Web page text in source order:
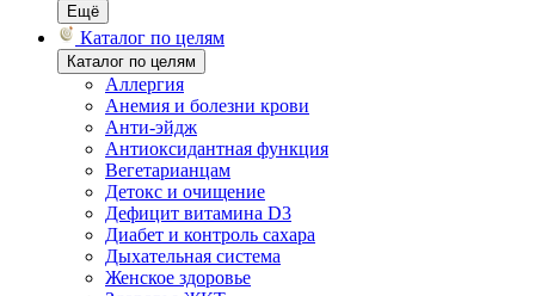
Ещё
Каталог по целям
Каталог по целям
Аллергия
Анемия и болезни крови
Анти-эйдж
Антиоксидантная функция
Вегетарианцам
Детокс и очищение
Дефицит витамина D3
Диабет и контроль сахара
Дыхательная система
Женское здоровье